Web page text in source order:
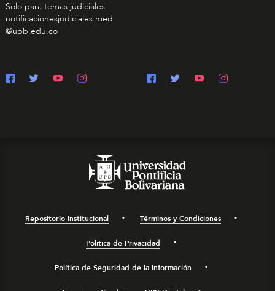
Solo para temas judiciales:
notificacionesjudiciales.med
@upb.edu.co
Repositorio Institucional Términos y Condiciones
Política de Privacidad
Política de Seguridad de la Información